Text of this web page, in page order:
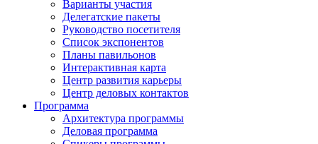
Варианты участия
Делегатские пакеты
Руководство посетителя
Список экспонентов
Планы павильонов
Интерактивная карта
Центр развития карьеры
Центр деловых контактов
Программа
Архитектура программы
Деловая программа